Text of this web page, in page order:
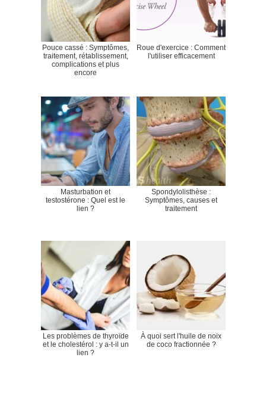
Pouce cassé : Symptômes,
traitement, rétablissement,
complications et plus
encore
Roue d'exercice : Comment
l'utiliser efficacement
Masturbation et
testostérone : Quel est le
lien ?
Spondylolisthèse :
Symptômes, causes et
traitement
Les problèmes de thyroïde
et le cholestérol : y a-t-il un
lien ?
À quoi sert l'huile de noix
de coco fractionnée ?